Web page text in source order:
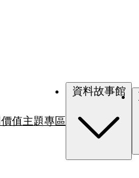
值主題專區
資料故事館